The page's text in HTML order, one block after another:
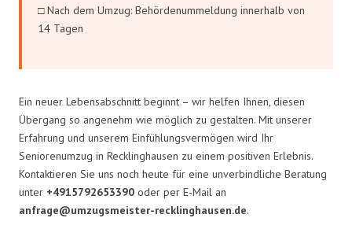
□ Nach dem Umzug: Behördenummeldung innerhalb von
14 Tagen
Ein neuer Lebensabschnitt beginnt – wir helfen Ihnen, diesen
Übergang so angenehm wie möglich zu gestalten. Mit unserer
Erfahrung und unserem Einfühlungsvermögen wird Ihr
Seniorenumzug in Recklinghausen zu einem positiven Erlebnis.
Kontaktieren Sie uns noch heute für eine unverbindliche Beratung
unter +4915792653390 oder per E-Mail an
anfrage@umzugsmeister-recklinghausen.de.